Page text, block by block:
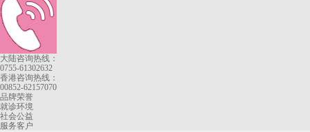
大陆咨询热线：
0755-61302632
香港咨询热线：
00852-62157070
品牌荣誉
就诊环境
社会公益
服务客户